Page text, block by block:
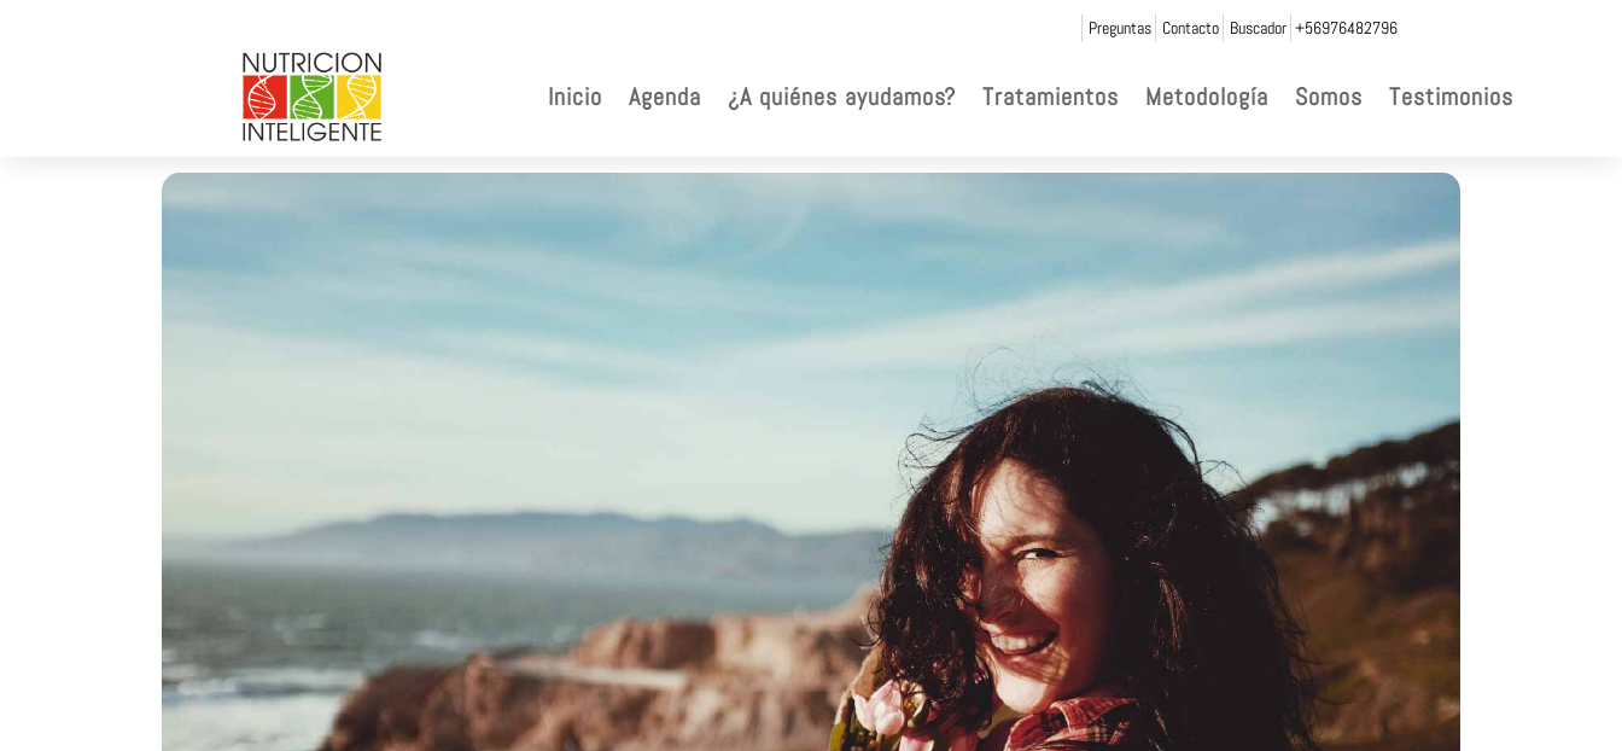
Preguntas Contacto Buscador +56976482796
Inicio Agenda ¿A quiénes ayudamos? Tratamientos Metodología Somos Testimonios